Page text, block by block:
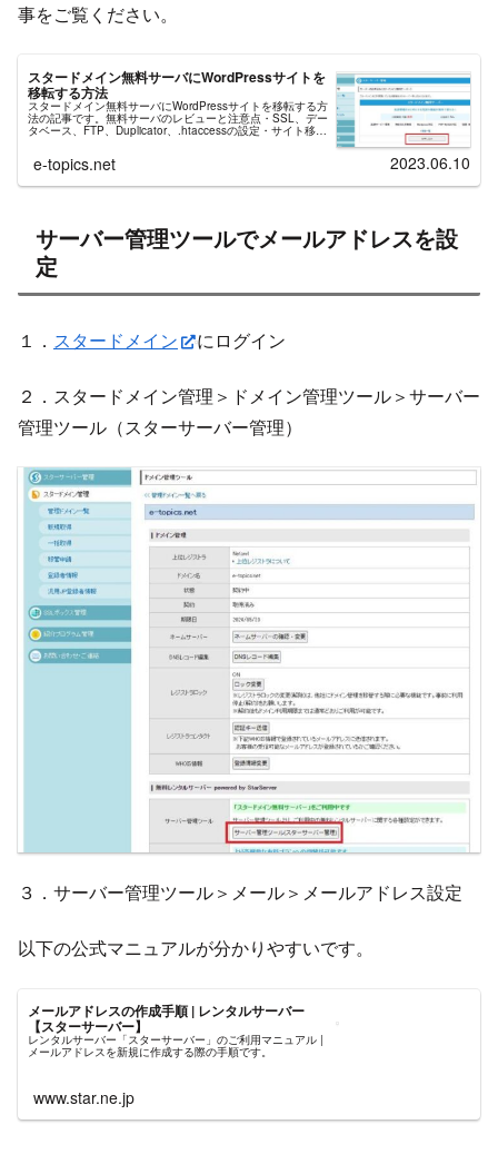
事をご覧ください。
スタードメイン無料サーバにWordPressサイトを
移転する方法
スタードメイン無料サーバにWordPressサイトを移転する方
法の記事です。無料サーバのレビューと注意点・SSL、デー
タベース、FTP、Duplicator、.htaccessの設定・サイト移転
のGoogle手続き、を公式資料を元に記述。
e-topics.net 2023.06.10
サーバー管理ツールでメールアドレスを設
定
１． スタードメイン にログイン
２．スタードメイン管理＞ドメイン管理ツール＞サーバー
管理ツール（スターサーバー管理）
３．サーバー管理ツール＞メール＞メールアドレス設定
以下の公式マニュアルが分かりやすいです。
メールアドレスの作成手順 | レンタルサーバー
【スターサーバー】
レンタルサーバー「スターサーバー」のご利用マニュアル |
メールアドレスを新規に作成する際の手順です。
www.star.ne.jp